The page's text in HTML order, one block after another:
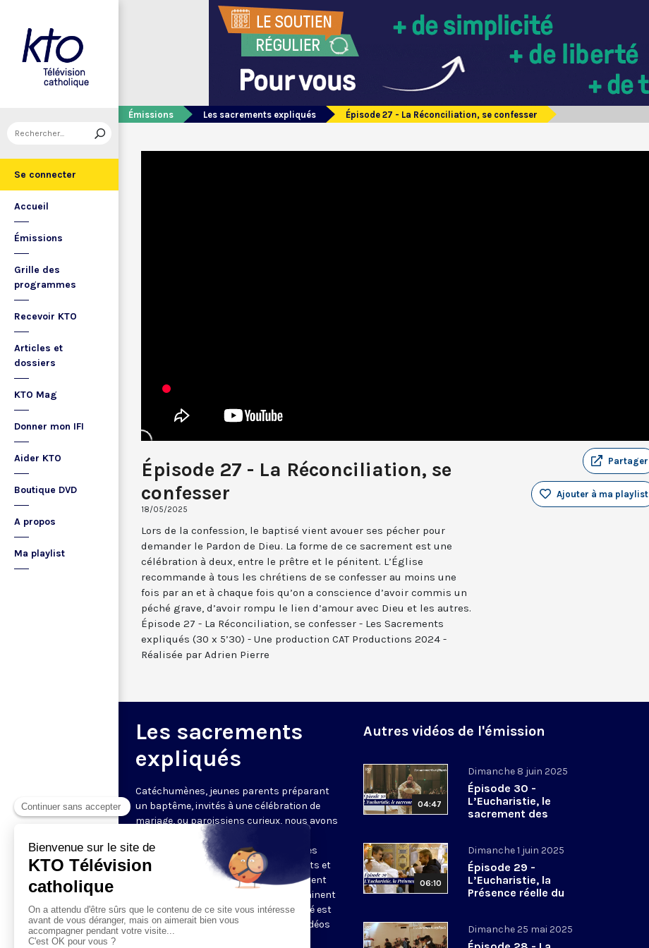
Se connecter
Accueil
Émissions
Grille des
programmes
Recevoir KTO
Articles et
dossiers
KTO Mag
Donner mon IFI
Aider KTO
Boutique DVD
A propos
Ma playlist
Émissions Les sacrements expliqués Épisode 27 - La Réconciliation, se confesser
Épisode 27 - La Réconciliation, se
confesser
18/05/2025
Partager
Ajouter à ma playlist
Lors de la confession, le baptisé vient avouer ses pécher pour
demander le Pardon de Dieu. La forme de ce sacrement est une
célébration à deux, entre le prêtre et le pénitent. L’Église
recommande à tous les chrétiens de se confesser au moins une
fois par an et à chaque fois qu’on a conscience d’avoir commis un
péché grave, d’avoir rompu le lien d’amour avec Dieu et les autres.
Épisode 27 - La Réconciliation, se confesser - Les Sacrements
expliqués (30 x 5’30) - Une production CAT Productions 2024 -
Réalisée par Adrien Pierre
Les sacrements
expliqués
Catéchumènes, jeunes parents préparant
un baptême, invités à une célébration de
mariage, ou paroissiens curieux, nous avons
besoin d'entrer dans l'intelligence des
sacrements catholiques. Quels sont les
déroulements, quel est le sens des mots et
des gestes qui, dit le catéchisme, "rendent
visibles de réalités invisibles". Un cheminent
court, simple et pour autant très fondé est
proposé toute cette année avec des vidéos
Autres vidéos de l'émission
04:47
Dimanche 8 juin 2025
Épisode 30 -
L’Eucharistie, le
sacrement des
06:10
Dimanche 1 juin 2025
Épisode 29 -
L’Eucharistie, la
Présence réelle du
Dimanche 25 mai 2025